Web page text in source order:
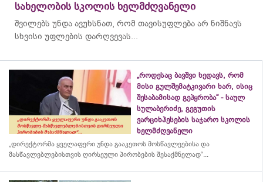
სახელობის სკოლის ხელმძღვანელი
შვილებს უნდა ავუხსნათ, რომ თავისუფლება არ ნიშნავს
სხვისი უფლების დარღვევას...
„როდესაც ბავშვი ხედავს, რომ
მისი გულშემატკივარი ხარ, ისიც
შესაბამისად გეპყრობა“ - საულ
სულაბერიძე, გეგუთის
ვარციხჰესების საჯარო სკოლის
ხელმძღვანელი
„დირექტორმა ყველაფერი უნდა გააკეთოს მოსწავლეებისა და
მასწავლებლებისთვის ღირსეული პირობების შესაქმნელად“...